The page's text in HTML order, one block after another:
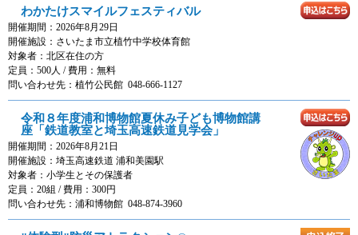
わかたけスマイルフェスティバル
開催期間：2026年8月29日
開催施設： さいたま市立植竹中学校体育館
対象者： 北区在住の方
定員：500人 / 費用： 無料
問い合わせ先：植竹公民館 048-666-1127
令和８年度浦和博物館夏休み子ども博物館講
座「鉄道教室と埼玉高速鉄道見学会」
開催期間：2026年8月21日
開催施設： 埼玉高速鉄道 浦和美園駅
対象者： 小学生とその保護者
定員：20組 / 費用： 300円
問い合わせ先：浦和博物館 048-874-3960